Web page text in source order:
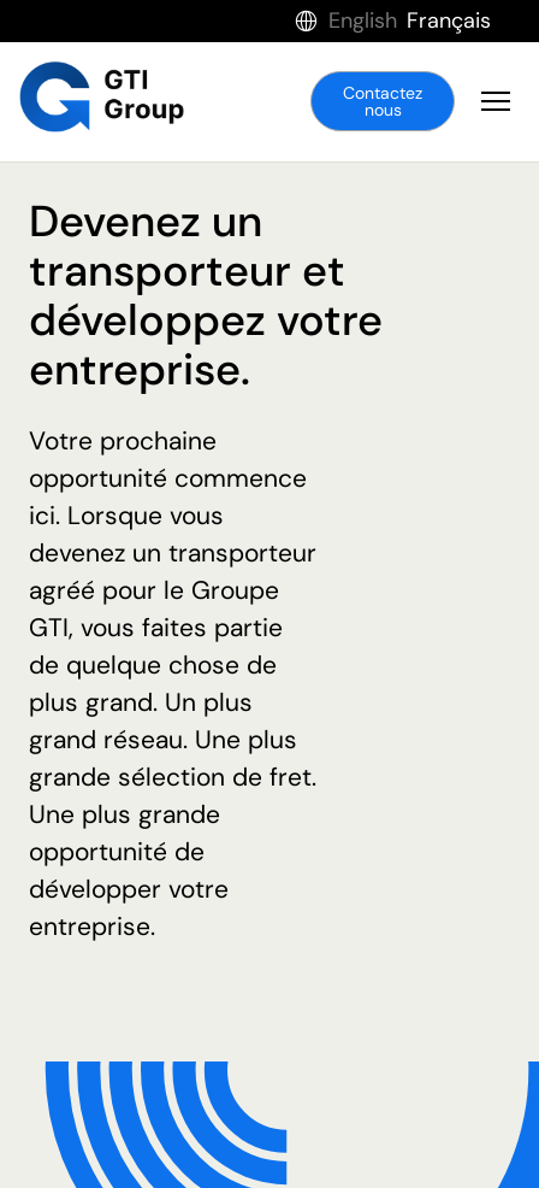
English Français
Contactez
nous
Devenez un
transporteur et
développez votre
entreprise.
Votre prochaine
opportunité commence
ici. Lorsque vous
devenez un transporteur
agréé pour le Groupe
GTI, vous faites partie
de quelque chose de
plus grand. Un plus
grand réseau. Une plus
grande sélection de fret.
Une plus grande
opportunité de
développer votre
entreprise.